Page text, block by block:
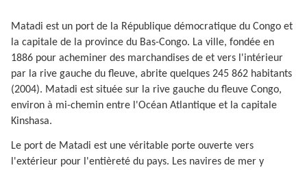
Matadi est un port de la République démocratique du Congo et
la capitale de la province du Bas-Congo. La ville, fondée en
1886 pour acheminer des marchandises de et vers l'intérieur
par la rive gauche du fleuve, abrite quelques 245 862 habitants
(2004). Matadi est située sur la rive gauche du fleuve Congo,
environ à mi-chemin entre l'Océan Atlantique et la capitale
Kinshasa.
Le port de Matadi est une véritable porte ouverte vers
l'extérieur pour l'entièreté du pays. Les navires de mer y